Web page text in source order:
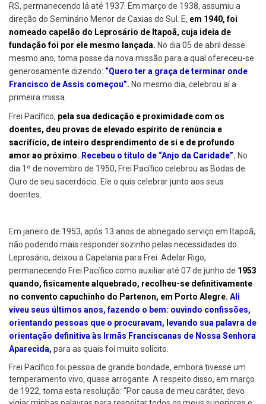
RS, permanecendo lá até 1937. Em março de 1938, assumiu a
direção do Seminário Menor de Caxias do Sul. E, em 1940, foi
nomeado capelão do Leprosário de Itapoã, cuja ideia de
fundação foi por ele mesmo lançada. No dia 05 de abril desse
mesmo ano, toma posse da nova missão para a qual ofereceu-se
generosamente dizendo: “Quero ter a graça de terminar onde
Francisco de Assis começou”. No mesmo dia, celebrou aí a
primeira missa.
Frei Pacífico, pela sua dedicação e proximidade com os
doentes, deu provas de elevado espírito de renúncia e
sacrifício, de inteiro desprendimento de si e de profundo
amor ao próximo. Recebeu o título de “Anjo da Caridade”. No
dia 1º de novembro de 1950, Frei Pacífico celebrou as Bodas de
Ouro de seu sacerdócio. Ele o quis celebrar junto aos seus
doentes.
Em janeiro de 1953, após 13 anos de abnegado serviço em Itapoã,
não podendo mais responder sozinho pelas necessidades do
Leprosário, deixou a Capelania para Frei Adelar Rigo,
permanecendo Frei Pacífico como auxiliar até 07 de junho de 1953
quando, fisicamente alquebrado, recolheu-se definitivamente
no convento capuchinho do Partenon, em Porto Alegre. Ali
viveu seus últimos anos, fazendo o bem: ouvindo confissões,
orientando pessoas que o procuravam, levando sua palavra de
orientação definitiva às Irmãs Franciscanas de Nossa Senhora
Aparecida, para as quais foi muito solícito.
Frei Pacífico foi pessoa de grande bondade, embora tivesse um
temperamento vivo, quase arrogante. A respeito disso, em março
de 1922, toma esta resolução: “Por causa de meu caráter, devo